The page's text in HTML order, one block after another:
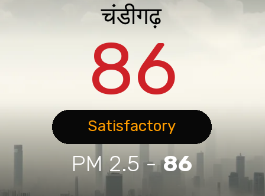
86
PM 2.5 -86
Satisfactory
चंडीगढ़